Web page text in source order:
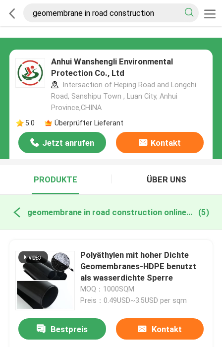
Anhui Wanshengli Environmental
Protection Co., Ltd
Intersaction of Heping Road and Longchi
Road, Sanshipu Town , Luan City, Anhui
Province,CHINA
5.0
Überprüfter Lieferant
Jetzt anrufen Kontakt
PRODUKTE ÜBER UNS
geomembrane in road construction online manufacture (5)
Polyäthylen mit hoher Dichte
Geomembranes-HDPE benutzt
als wasserdichte Sperre
MOQ：1000SQM
Preis：0.49USD~3.5USD per sqm
Bestpreis Kontakt